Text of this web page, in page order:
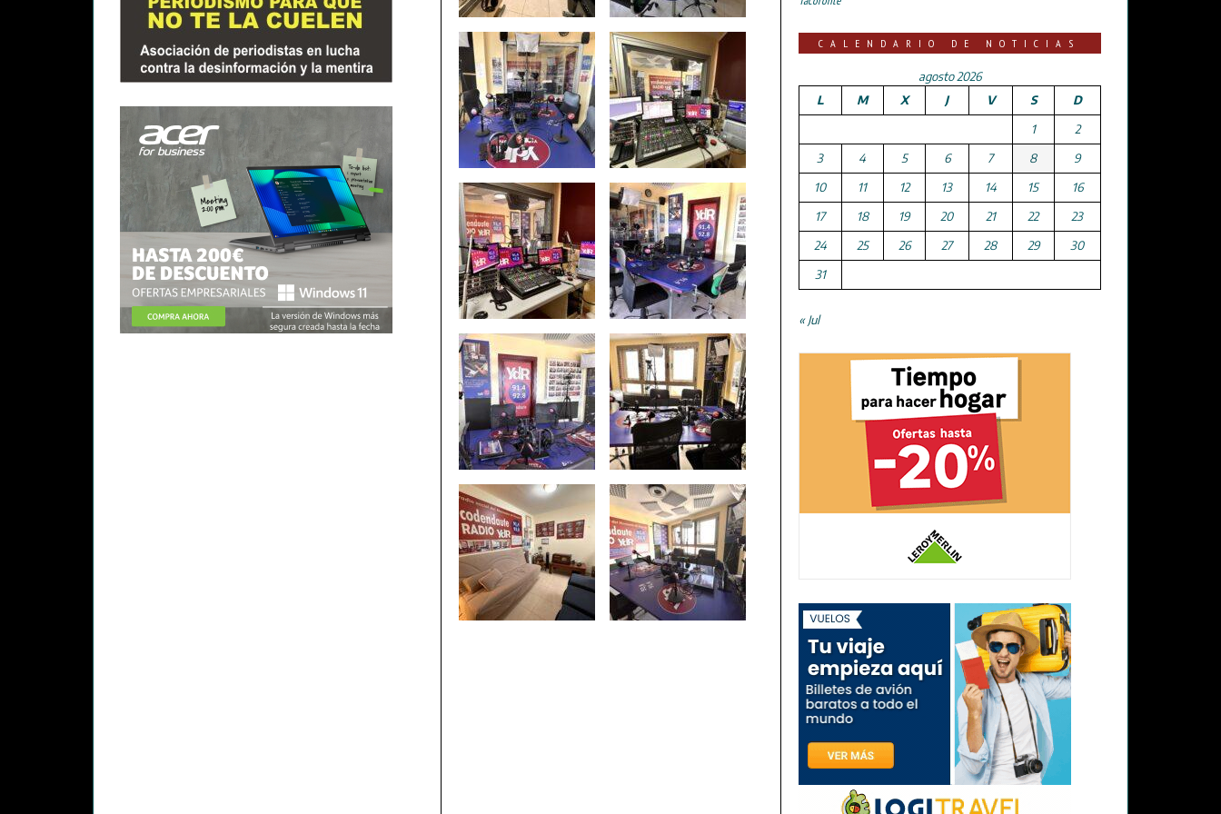
CALENDARIO DE NOTICIAS
agosto 2026
L
M X J V S
D
1
2
3
4 5 6 7 8
9
10
11 12 13 14 15
16
17
18 19 20 21 22
23
24
25 26 27 28 29
30
31
« Jul